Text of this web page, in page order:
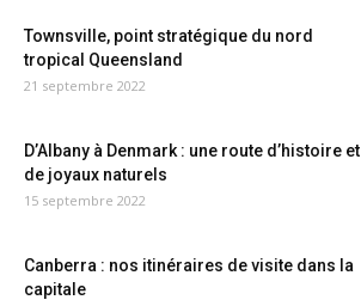
Townsville, point stratégique du nord
tropical Queensland
21 septembre 2022
D’Albany à Denmark : une route d’histoire et
de joyaux naturels
15 septembre 2022
Canberra : nos itinéraires de visite dans la
capitale